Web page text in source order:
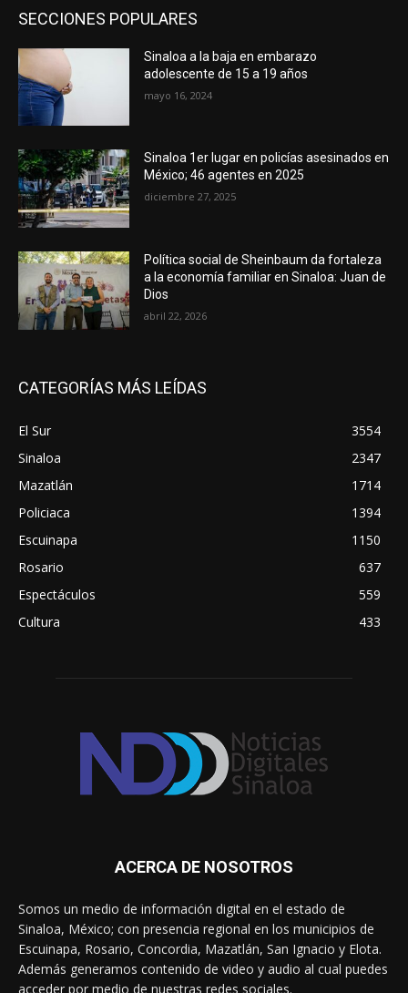
SECCIONES POPULARES
Sinaloa a la baja en embarazo
adolescente de 15 a 19 años
mayo 16, 2024
Sinaloa 1er lugar en policías asesinados en
México; 46 agentes en 2025
diciembre 27, 2025
Política social de Sheinbaum da fortaleza
a la economía familiar en Sinaloa: Juan de
Dios
abril 22, 2026
CATEGORÍAS MÁS LEÍDAS
El Sur
3554
Sinaloa
2347
Mazatlán
1714
Policiaca
1394
Escuinapa
1150
Rosario
637
Espectáculos
559
Cultura
433
ACERCA DE NOSOTROS
Somos un medio de información digital en el estado de
Sinaloa, México; con presencia regional en los municipios de
Escuinapa, Rosario, Concordia, Mazatlán, San Ignacio y Elota.
Además generamos contenido de video y audio al cual puedes
acceder por medio de nuestras redes sociales.